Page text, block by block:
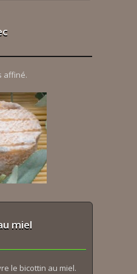
affiné.
miel
le bicottin au miel.